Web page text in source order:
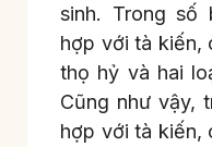
sinh. Trong số
hợp với tà kiến,
thọ hỷ và hai
Cũng như vậy,
hợp với tà kiến,